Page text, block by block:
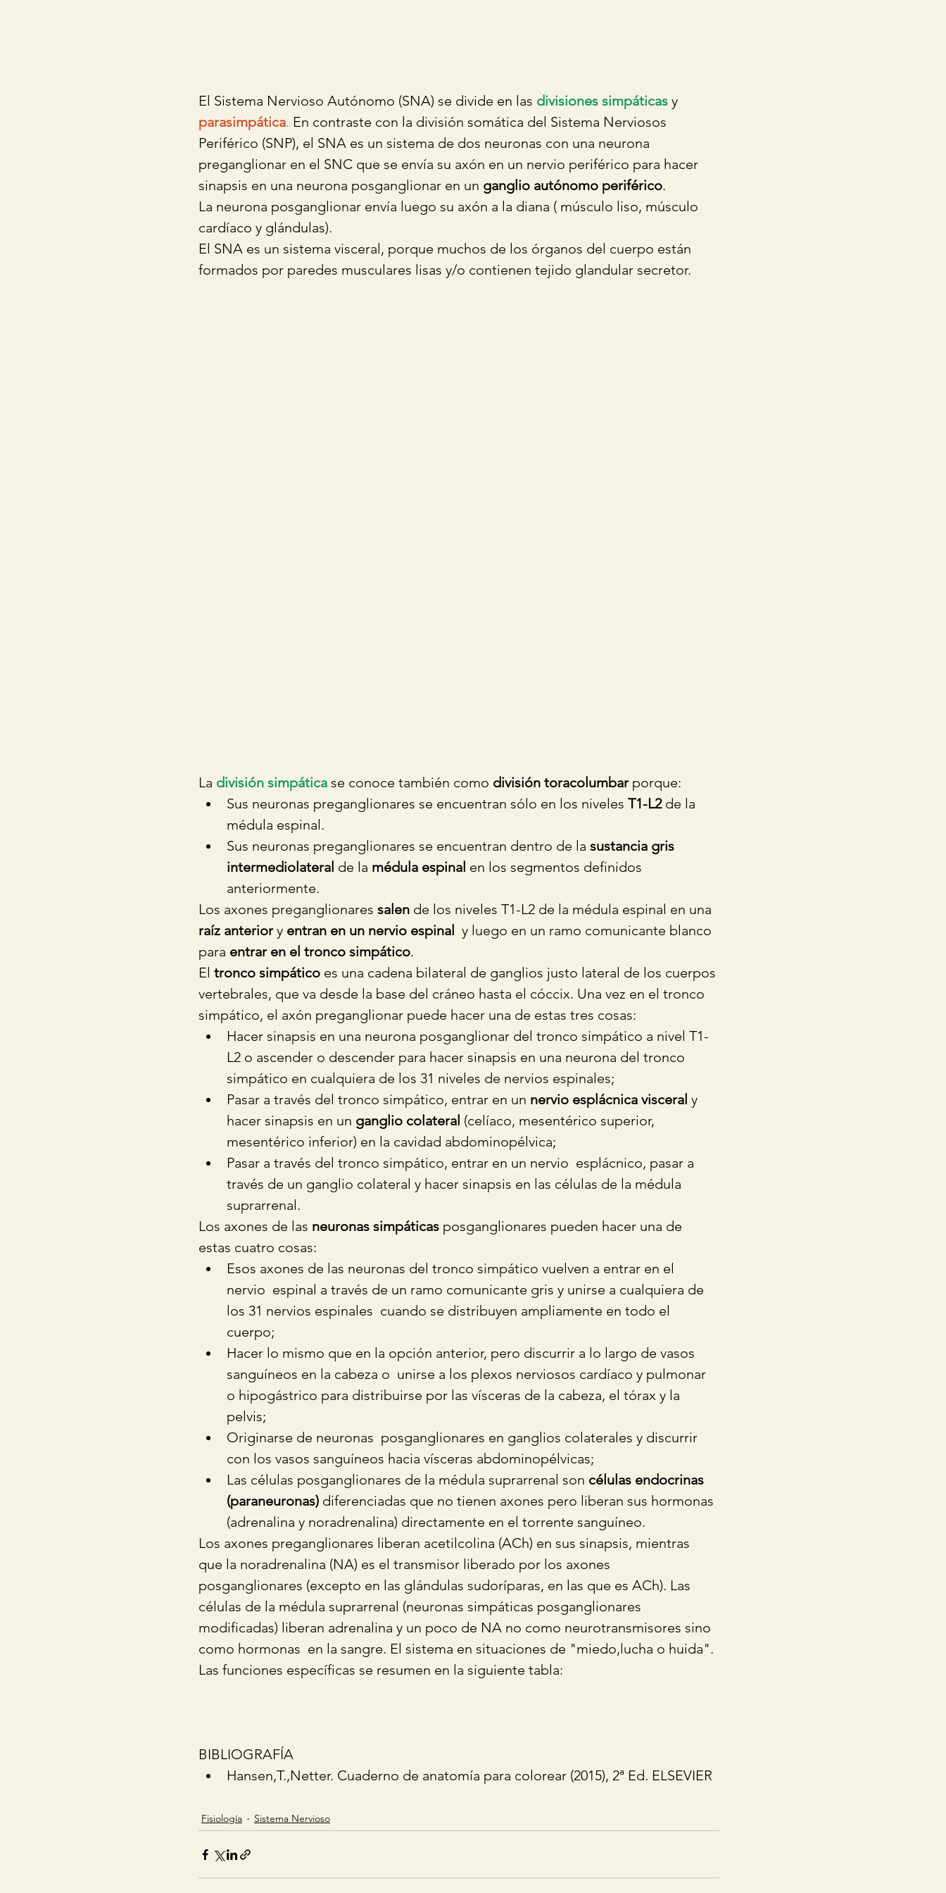
El Sistema Nervioso Autónomo (SNA) se divide en las divisiones simpáticas y
parasimpática. En contraste con la división somática del Sistema Nerviosos
Periférico (SNP), el SNA es un sistema de dos neuronas con una neurona
preganglionar en el SNC que se envía su axón en un nervio periférico para hacer
sinapsis en una neurona posganglionar en un ganglio autónomo periférico.
La neurona posganglionar envía luego su axón a la diana ( músculo liso, músculo
cardíaco y glándulas).
El SNA es un sistema visceral, porque muchos de los órganos del cuerpo están
formados por paredes musculares lisas y/o contienen tejido glandular secretor.
La división simpática se conoce también como división toracolumbar porque:
Sus neuronas preganglionares se encuentran sólo en los niveles T1-L2 de la
médula espinal.
Sus neuronas preganglionares se encuentran dentro de la sustancia gris
intermediolateral de la médula espinal en los segmentos definidos
anteriormente.
Los axones preganglionares salen de los niveles T1-L2 de la médula espinal en una
raíz anterior y entran en un nervio espinal
  y luego en un ramo comunicante blanco
para entrar en el tronco simpático.
El tronco simpático es una cadena bilateral de ganglios justo lateral de los cuerpos
vertebrales, que va desde la base del cráneo hasta el cóccix. Una vez en el tronco
simpático, el axón preganglionar puede hacer una de estas tres cosas:
Hacer sinapsis en una neurona posganglionar del tronco simpático a nivel T1-
L2 o ascender o descender para hacer sinapsis en una neurona del tronco
simpático en cualquiera de los 31 niveles de nervios espinales;
Pasar a través del tronco simpático, entrar en un nervio esplácnica visceral y
hacer sinapsis en un ganglio colateral (celíaco, mesentérico superior,
mesentérico inferior) en la cavidad abdominopélvica;
Pasar a través del tronco simpático, entrar en un nervio  esplácnico, pasar a
través de un ganglio colateral y hacer sinapsis en las células de la médula
suprarrenal.
Los axones de las neuronas simpáticas posganglionares pueden hacer una de
estas cuatro cosas:
Esos axones de las neuronas del tronco simpático vuelven a entrar en el
nervio  espinal a través de un ramo comunicante gris y unirse a cualquiera de
los 31 nervios espinales  cuando se distribuyen ampliamente en todo el
cuerpo;
Hacer lo mismo que en la opción anterior, pero discurrir a lo largo de vasos
sanguíneos en la cabeza o  unirse a los plexos nerviosos cardíaco y pulmonar
o hipogástrico para distribuirse por las vísceras de la cabeza, el tórax y la
pelvis;
Originarse de neuronas  posganglionares en ganglios colaterales y discurrir
con los vasos sanguíneos hacia vísceras abdominopélvicas;
Las células posganglionares de la médula suprarrenal son células endocrinas
(paraneuronas) diferenciadas que no tienen axones pero liberan sus hormonas
(adrenalina y noradrenalina) directamente en el torrente sanguíneo.
Los axones preganglionares liberan acetilcolina (ACh) en sus sinapsis, mientras
que la noradrenalina (NA) es el transmisor liberado por los axones
posganglionares (excepto en las glándulas sudoríparas, en las que es ACh). Las
células de la médula suprarrenal (neuronas simpáticas posganglionares
modificadas) liberan adrenalina y un poco de NA no como neurotransmisores sino
como hormonas  en la sangre. El sistema en situaciones de "miedo,lucha o huida".
Las funciones específicas se resumen en la siguiente tabla:
BIBLIOGRAFÍA
Hansen,T.,Netter. Cuaderno de anatomía para colorear (2015), 2ª Ed. ELSEVIER
Fisiología Sistema Nervioso